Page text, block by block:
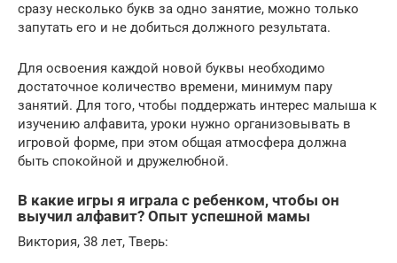
сразу несколько букв за одно занятие, можно только
запутать его и не добиться должного результата.
Для освоения каждой новой буквы необходимо
достаточное количество времени, минимум пару
занятий. Для того, чтобы поддержать интерес малыша к
изучению алфавита, уроки нужно организовывать в
игровой форме, при этом общая атмосфера должна
быть спокойной и дружелюбной.
В какие игры я играла с ребенком, чтобы он
выучил алфавит? Опыт успешной мамы
Виктория, 38 лет, Тверь: